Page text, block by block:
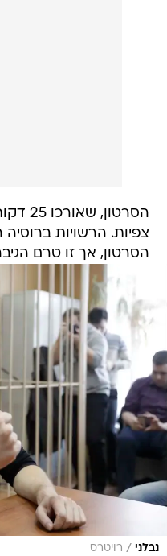
צפיות. הרשויות ברוסיה
הסרטון, אך זו טרם
נבלני / רויטרס